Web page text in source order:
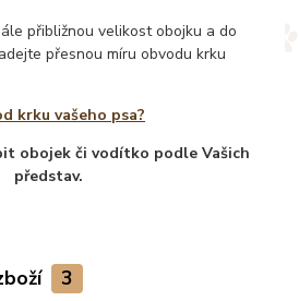
přibližnou velikost obojku a do
přesnou míru obvodu krku
krku vašeho psa?
obojek či vodítko podle Vašich
představ.
3